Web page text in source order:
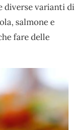
diverse varianti di
salmone e
fare delle